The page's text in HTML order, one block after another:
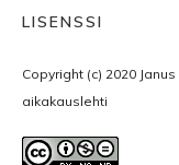
LISENSSI
Copyright (c) 2020
aikakauslehti